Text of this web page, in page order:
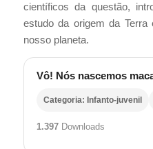
científicos da questão,
estudo da origem da
nosso planeta.
Vô! Nós nascemos
Categoria: Infanto-juvenil
1.397Downloads